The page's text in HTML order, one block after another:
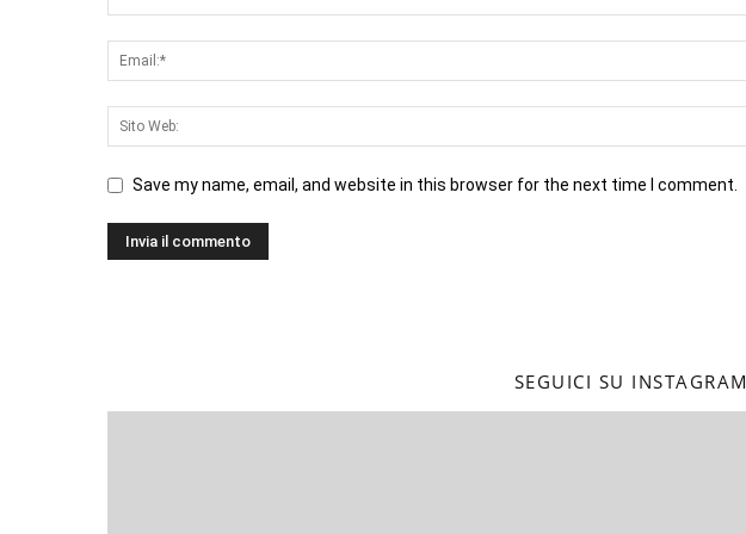
Save my name, email, and website in this browser for the next time I comment.
SEGUICI SU INSTAGRAM